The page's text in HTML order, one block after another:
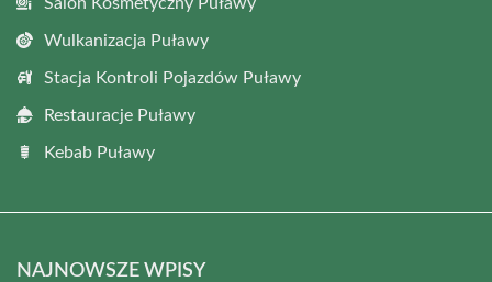
Wulkanizacja Puławy
Stacja Kontroli Pojazdów Puławy
Restauracje Puławy
Kebab Puławy
NAJNOWSZE WPISY